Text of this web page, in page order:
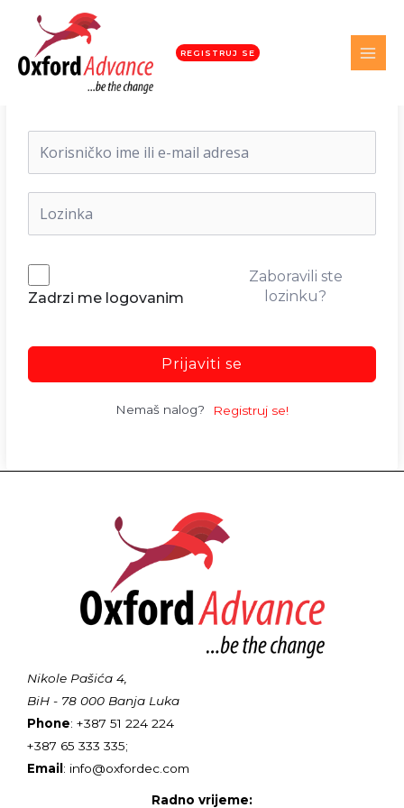
REGISTRUJ SE
Dobrodošli nazad!
Zadrzi me logovanim
Zaboravili ste
lozinku?
Prijaviti se
Nemaš nalog? Registruj se!
Nikole Pašića 4,
BiH - 78 000 Banja Luka
Phone: +387 51 224 224
+387 65 333 335;
Email: info@oxfordec.com
Radno vrijeme: